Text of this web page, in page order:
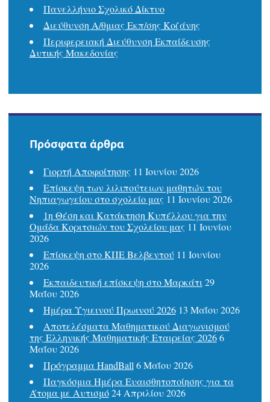
Πανελλήνιο Σχολικό Δίκτυο
Διεύθυνση Α/θμιας Εκπ/σης Κοζάνης
Περιφερειακή Διεύθυνση Εκπαίδευσης
Δυτικής Μακεδονίας
Πρόσφατα άρθρα
Γιορτή Αποφοίτησης 11 Ιουνίου 2026
Επίσκεψη των λιλιπούτειων μαθητών του
Νηπιαγωγείου στο σχολείο μας 11 Ιουνίου 2026
1η Θέση και Κατάκτηση Κυπέλλου για την
Ομάδα Κοριτσιών του Σχολείου μας 11 Ιουνίου
2026
Επίσκεψη στο ΚΠΕ Βελβεντού 11 Ιουνίου
2026
Εκπαιδευτική επίσκεψη στο Μαρκάτι 29
Μαΐου 2026
Ημέρα Υγιεινού Πρωινού 2026 13 Μαΐου 2026
Αποτελέσματα Μαθηματικού Διαγωνισμού
της Ελληνικής Μαθηματικής Εταιρείας 2026 6
Μαΐου 2026
Πρόγραμμα HandBall 6 Μαΐου 2026
Παγκόσμια Ημέρα Ευαισθητοποίησης για τα
Άτομα με Αυτισμό 24 Απριλίου 2026